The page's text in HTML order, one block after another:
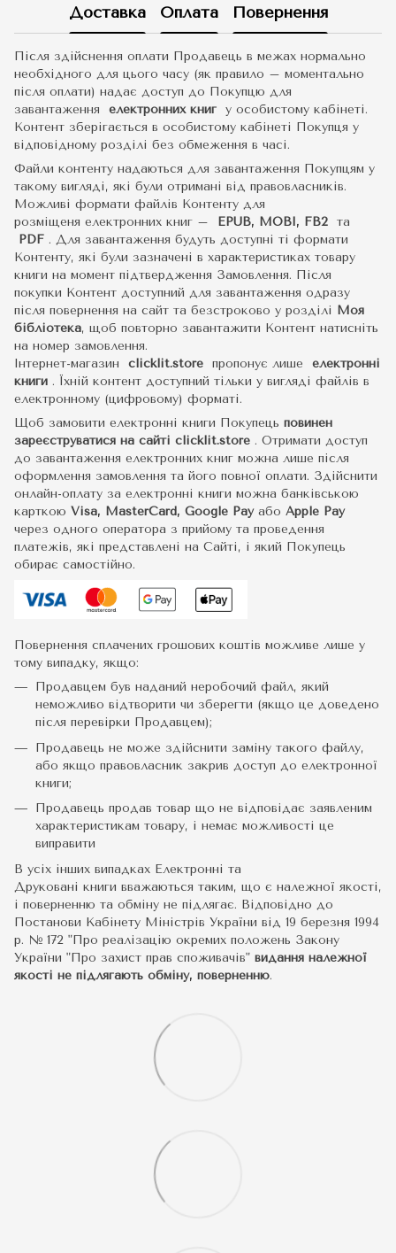
Доставка Оплата Повернення
Після здійснення оплати Продавець в межах нормально
необхідного для цього часу (як правило – моментально
після оплати) надає доступ до Покупцю для
завантаження електронних книг у особистому кабінеті.
Контент зберігається в особистому кабінеті Покупця у
відповідному розділі без обмеження в часі.
Файли контенту надаються для завантаження Покупцям у
такому вигляді, які були отримані від правовласників.
Можливі формати файлів Контенту для
розміщеня електронних книг –
EPUB, MOBI, FB2 та
PDF . Для завантаження будуть доступні ті формати
Контенту, які були зазначені в характеристиках товару
книги на момент підтвердження Замовлення. Після
покупки Контент доступний для завантаження одразу
після повернення на сайт та безстроково у розділі Моя
бібліотека, щоб повторно завантажити Контент натисніть
на номер замовлення.
Інтернет-магазин clicklit.store пропонує лише електронні
книги . Їхній контент доступний тільки у вигляді файлів в
електронному (цифровому) форматі.
Щоб замовити електронні книги Покупець повинен
зареєструватися на сайті clicklit.store . Отримати доступ
до завантаження електронних книг можна лише після
оформлення замовлення та його повної оплати. Здійснити
онлайн-оплату за електронні книги можна банківською
карткою Visa, MasterCard, Google Pay або Apple Pay
через одного оператора з прийому та проведення
платежів, які представлені на Сайті, і який Покупець
обирає самостійно.
Повернення сплачених грошових коштів можливе лише у
тому випадку, якщо:
Продавцем був наданий неробочий файл, який
неможливо відтворити чи зберегти (якщо це доведено
після перевірки Продавцем);
Продавець не може здійснити заміну такого файлу,
або якщо правовласник закрив доступ до електронної
книги;
Продавець продав товар що не відповідає заявленим
характеристикам товару, і немає можливості це
виправити
В усіх інших випадках Електронні та
Друковані книги вважаються таким, що є належної якості,
і поверненню та обміну не підлягає. Відповідно до
Постанови Кабінету Міністрів України від 19 березня 1994
р. № 172 "Про реалізацію окремих положень Закону
України "Про захист прав споживачів" видання належної
якості не підлягають обміну, поверненню.